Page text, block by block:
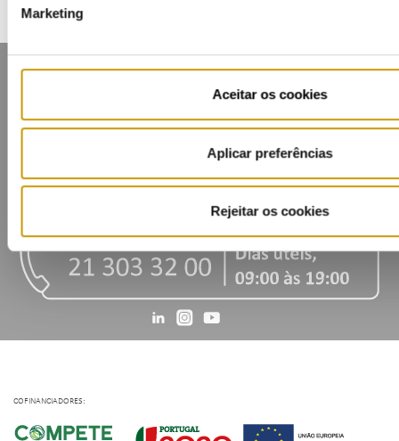
Marketing
Aceitar os cookies
Aplicar preferências
Rejeitar os cookies
Glossário
Contactos
Lista de divulgação
Privacidade Cookies
COFINANCIADORES: